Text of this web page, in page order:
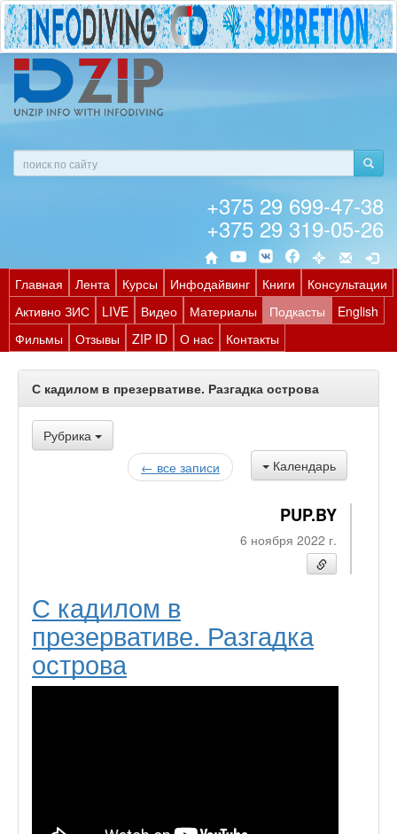
+375 29 699-47-38
+375 29 319-05-26
Главная Лента Курсы Инфодайвинг Книги
Консультации
Активно ЗИС
LIVE Видео Материалы Подкасты
English
Фильмы
Отзывы ZIP ID О нас Контакты
С кадилом в презервативе. Разгадка острова
Рубрика
Календарь
← все записи
PUP.BY
6 ноября 2022 г.
С кадилом в
презервативе. Разгадка
острова